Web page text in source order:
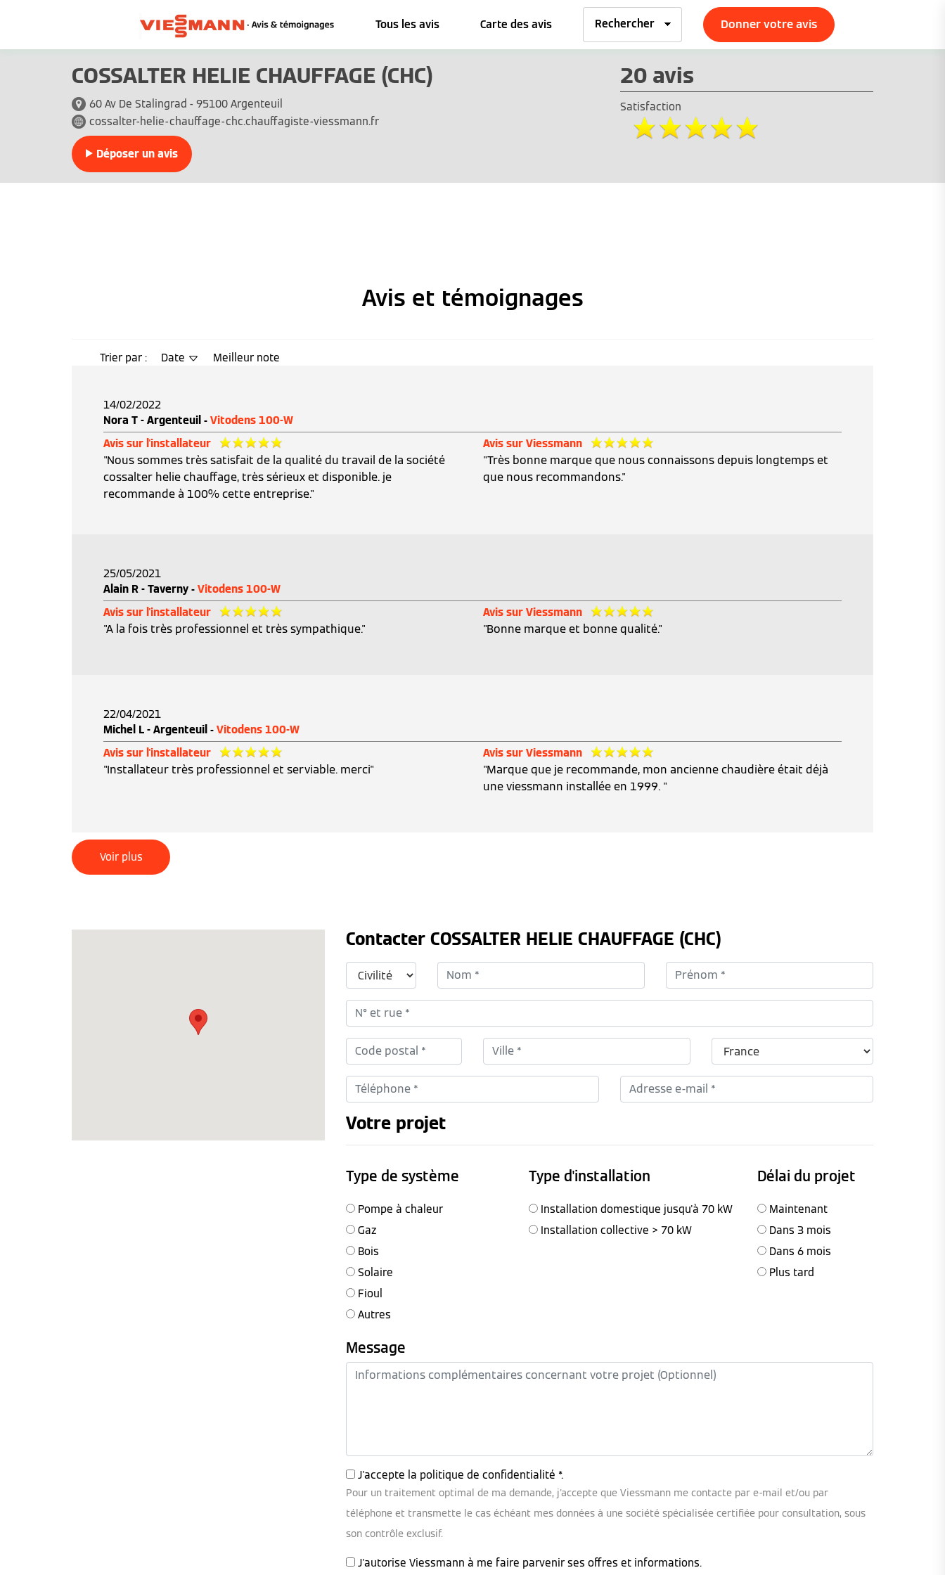
Tous les avis Carte des avis Donner votre avis
COSSALTER HELIE CHAUFFAGE (CHC)
60 Av De Stalingrad - 95100 Argenteuil
cossalter-helie-chauffage-chc.chauffagiste-viessmann.fr
Déposer un avis
20 avis
Satisfaction
Avis et témoignages
Trier par : Date Meilleur note
14/02/2022
Nora T - Argenteuil - Vitodens 100-W
Avis sur l'installateur
"Nous sommes très satisfait de la qualité du travail de la société
cossalter helie chauffage, très sérieux et disponible. je
recommande à 100% cette entreprise."
Avis sur Viessmann
"Très bonne marque que nous connaissons depuis longtemps et
que nous recommandons."
25/05/2021
Alain R - Taverny - Vitodens 100-W
Avis sur l'installateur
"A la fois très professionnel et très sympathique."
Avis sur Viessmann
"Bonne marque et bonne qualité."
22/04/2021
Michel L - Argenteuil - Vitodens 100-W
Avis sur l'installateur
"Installateur très professionnel et serviable. merci"
Avis sur Viessmann
"Marque que je recommande, mon ancienne chaudière était déjà
une viessmann installée en 1999. "
Voir plus
Contacter COSSALTER HELIE CHAUFFAGE (CHC)
Votre projet
Type de système Type d'installation Délai du projet
Pompe à chaleur
Gaz
Bois
Solaire
Fioul
Autres
Installation domestique jusqu'à 70 kW
Installation collective > 70 kW
Maintenant
Dans 3 mois
Dans 6 mois
Plus tard
Message
J'accepte la politique de confidentialité *.
Pour un traitement optimal de ma demande, j'accepte que Viessmann me contacte par e-mail et/ou par
téléphone et transmette le cas échéant mes données à une société spécialisée certifiée pour consultation, sous
son contrôle exclusif.
J'autorise Viessmann à me faire parvenir ses offres et informations.